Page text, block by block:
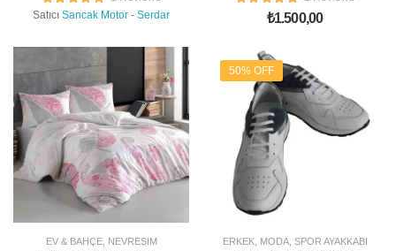
Satıcı Sancak Motor - Serdar ₺1.500,00
EV & BAHÇE, NEVRESIM
50% OFF
ERKEK, MODA, SPOR AYAKKABI